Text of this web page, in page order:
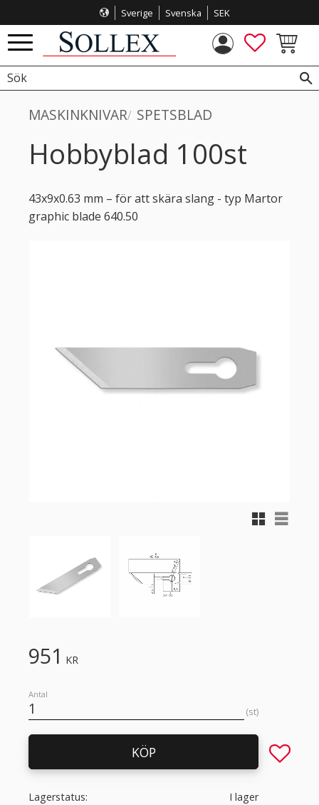
Meny
Sverige Svenska SEK
FAVORITER
MASKINKNIVAR SPETSBLAD
Hobbyblad 100st
43x9x0.63 mm – för att skära slang - typ Martor
graphic blade 640.50
Rutnätsvy
Listvy
951 KR
Antal
st
KÖP Lägg till
Lagerstatus I lager